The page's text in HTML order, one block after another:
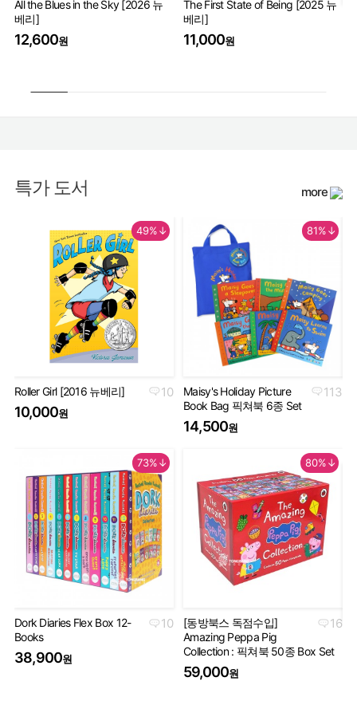
All the Blues in the Sky [2026 뉴
베리]
12,600원
The First State of Being [2025 뉴
베리]
11,000원
특가 도서 more
49%↓
10
Roller Girl [2016 뉴베리]
10,000원
81%↓
113
Maisy's Holiday Picture
Book Bag 픽쳐북 6종 Set
14,500원
73%↓
10
Dork Diaries Flex Box 12-
Books
38,900원
80%↓
16
[동방북스 독점수입]
Amazing Peppa Pig
Collection : 픽쳐북 50종 Box Set
59,000원